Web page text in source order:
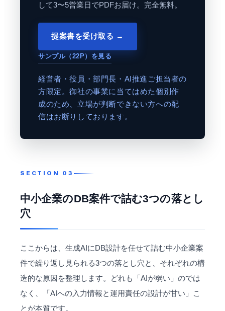
して3〜5営業日でPDFお届け。完全無料。
提案書を受け取る →
サンプル（22P）を見る
経営者・役員・部門長・AI推進ご担当者の
方限定。御社の事業に当てはめた個別作
成のため、立場が判断できない方への配
信はお断りしております。
中小企業のDB案件で詰む3つの落とし
穴
ここからは、生成AIにDB設計を任せて詰む中小企業案
件で繰り返し見られる3つの落とし穴と、それぞれの構
造的な原因を整理します。どれも「AIが弱い」のでは
なく、「AIへの入力情報と運用責任の設計が甘い」こ
とが本質です。